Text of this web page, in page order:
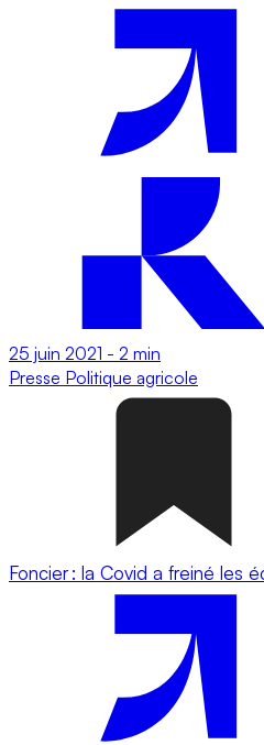
25 juin 2021 - 2 min
Presse Politique agricole
Foncier : la Covid a freiné les